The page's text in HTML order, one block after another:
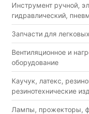
Инструмент ручной,
гидравлический,
Запчасти для
Вентиляционное и
оборудование
Каучук, латекс,
резинотехнические
Лампы, прожекторы,